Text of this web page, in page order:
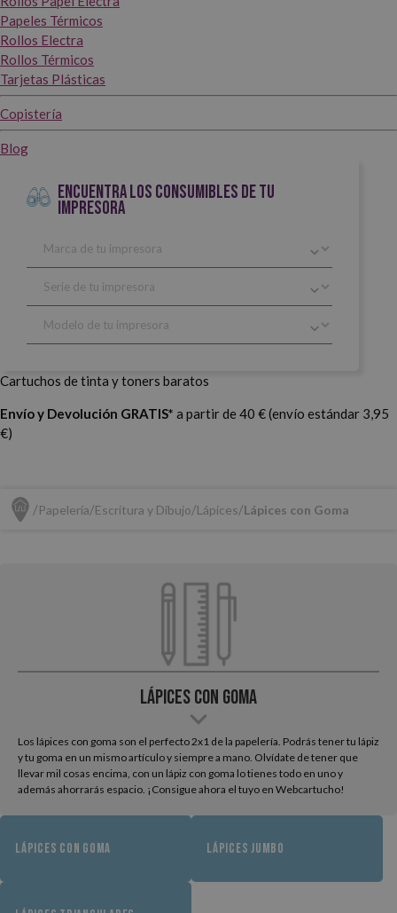
Papeles Térmicos
Rollos Electra
Rollos Térmicos
Tarjetas Plásticas
Copistería
Blog
ENCUENTRA LOS CONSUMIBLES DE TU
IMPRESORA
Cartuchos de tinta y toners baratos
Envío y Devolución GRATIS* a partir de 40 € (envío estándar 3,95
€)
Papelería Escritura y Dibujo Lápices Lápices con Goma
Lápices con Goma
Los lápices con goma son el perfecto 2x1 de la papelería. Podrás tener tu lápiz
y tu goma en un mismo artículo y siempre a mano. Olvídate de tener que
llevar mil cosas encima, con un lápiz con goma lo tienes todo en uno y
además ahorrarás espacio. ¡Consigue ahora el tuyo en Webcartucho!
LÁPICES CON GOMA LÁPICES JUMBO